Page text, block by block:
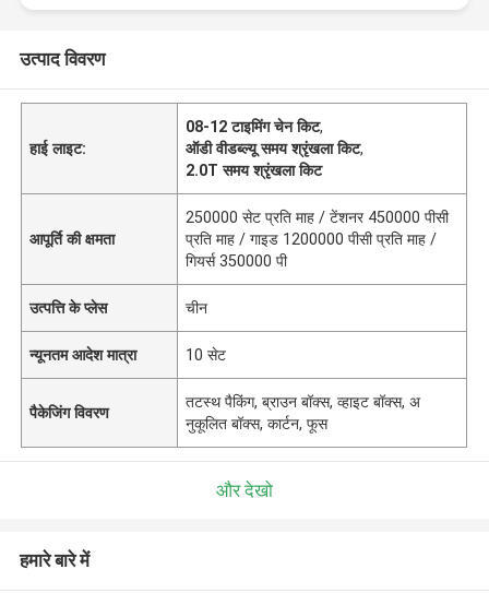
उत्पाद विवरण
हाई लाइट:
08-12 टाइमिंग चेन किट,
ऑडी वीडब्ल्यू समय श्रृंखला किट,
2.0T समय श्रृंखला किट
आपूर्ति की क्षमता
250000 सेट प्रति माह / टेंशनर 450000 पीसी
प्रति माह / गाइड 1200000 पीसी प्रति माह /
गियर्स 350000 पी
उत्पत्ति के प्लेस चीन
न्यूनतम आदेश मात्रा 10 सेट
पैकेजिंग विवरण
तटस्थ पैकिंग, ब्राउन बॉक्स, व्हाइट बॉक्स, अ
नुकूलित बॉक्स, कार्टन, फूस
और देखो
हमारे बारे में